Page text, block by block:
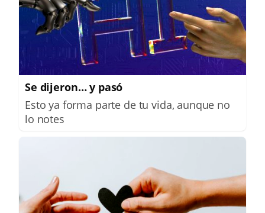
Se dijeron… y pasó
Esto ya forma parte de tu vida, aunque no
lo notes